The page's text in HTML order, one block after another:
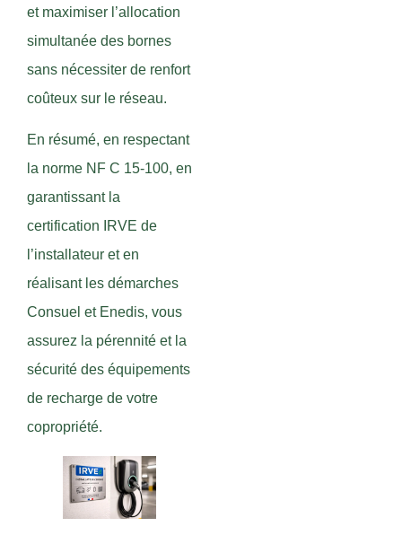
et maximiser l’allocation
simultanée des bornes
sans nécessiter de renfort
coûteux sur le réseau.
En résumé, en respectant
la norme NF C 15-100, en
garantissant la
certification IRVE de
l’installateur et en
réalisant les démarches
Consuel et Enedis, vous
assurez la pérennité et la
sécurité des équipements
de recharge de votre
copropriété.